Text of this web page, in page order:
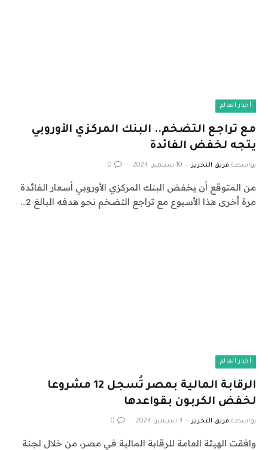
أخبار العالم
مع تراجع التضخم.. البنك المركزي الأوروبي
يتجه لخفض الفائدة
بواسطة فريق التحرير 10 سبتمبر، 2024 0
من المتوقع أن يخفض البنك المركزي الأوروبي أسعار الفائدة
مرة أخرى هذا الأسبوع مع تراجع التضخم نحو هدفه البالغ 2…
أخبار العالم
الرقابة المالية بمصر تُسجل 12 مشروعا
لخفض الكربون بقواعدها
بواسطة فريق التحرير 3 سبتمبر، 2024 0
وافقت الهيئة العامة للرقابة المالية في مصر، من خلال لجنة